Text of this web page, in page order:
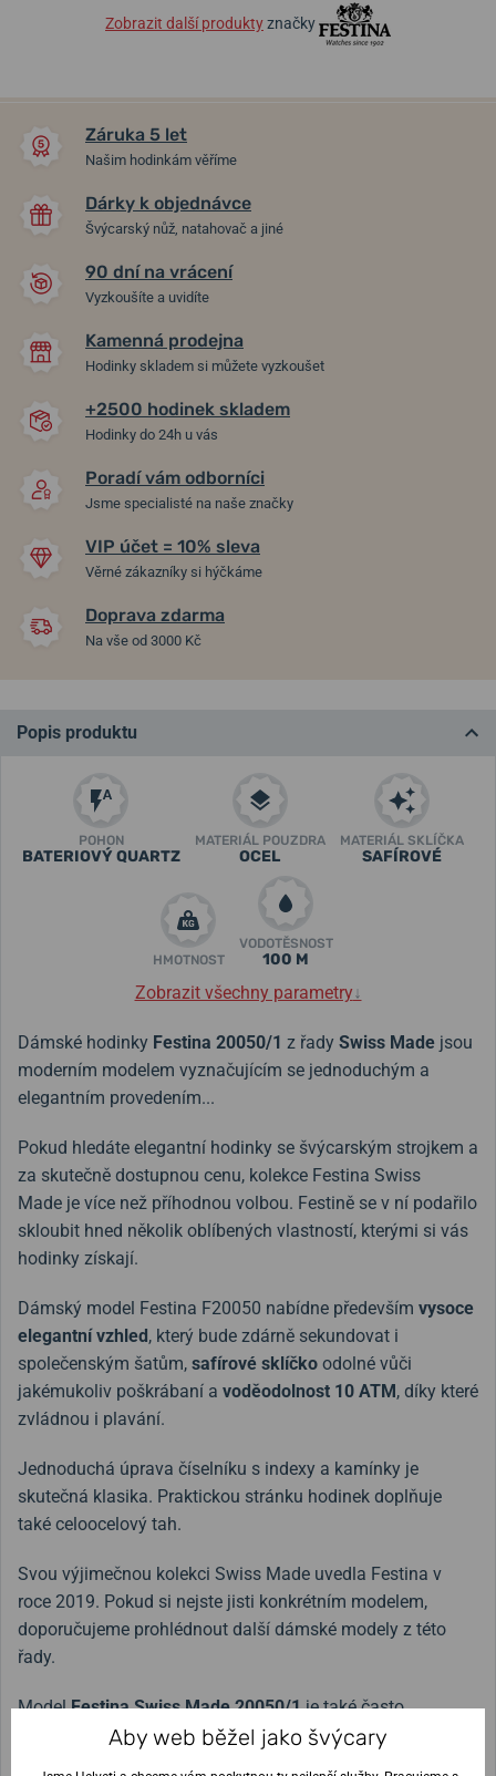
Zobrazit další produktyznačky
Záruka 5 let
Našim hodinkám věříme
Dárky k objednávce
Švýcarský nůž, natahovač a jiné
90 dní na vrácení
Vyzkoušíte a uvidíte
Kamenná prodejna
Hodinky skladem si můžete vyzkoušet
+2500 hodinek skladem
Hodinky do 24h u vás
Poradí vám odborníci
Jsme specialisté na naše značky
VIP účet = 10% sleva
Věrné zákazníky si hýčkáme
Doprava zdarma
Na vše od 3000 Kč
Popis produktu
POHON
BATERIOVÝ QUARTZ
MATERIÁL POUZDRA
OCEL
MATERIÁL SKLÍČKA
SAFÍROVÉ
HMOTNOST
VODOTĚSNOST
100 M
Zobrazit všechny parametry↓
Dámské hodinky Festina 20050/1 z řady Swiss Made jsou
moderním modelem vyznačujícím se jednoduchým a
elegantním provedením...
Pokud hledáte elegantní hodinky se švýcarským strojkem a
za skutečně dostupnou cenu, kolekce Festina Swiss
Made je více než příhodnou volbou. Festině se v ní podařilo
skloubit hned několik oblíbených vlastností, kterými si vás
hodinky získají.
Dámský model Festina F20050 nabídne především vysoce
elegantní vzhled, který bude zdárně sekundovat i
společenským šatům, safírové sklíčko odolné vůči
jakémukoliv poškrábaní a voděodolnost 10 ATM, díky které
zvládnou i plavání.
Jednoduchá úprava číselníku s indexy a kamínky je
skutečná klasika. Praktickou stránku hodinek doplňuje
také celoocelový tah.
Svou výjimečnou kolekci Swiss Made uvedla Festina v
roce 2019. Pokud si nejste jisti konkrétním modelem,
doporučujeme prohlédnout další dámské modely z této
řady.
ModelFestina Swiss Made 20050/1je také často
označován jakoFestina F20050/1.
Aby web běžel jako švýcary